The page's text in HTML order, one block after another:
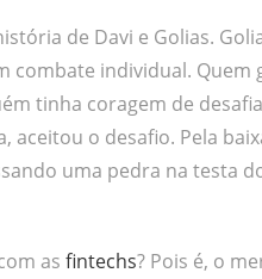
de Davi e Golias.
combate individual.
tinha coragem de
aceitou o desafio. Pela
uma pedra na testa
as fintechs? Pois é, o